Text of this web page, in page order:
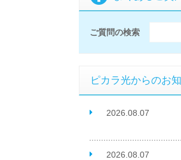
ご質問の検索
ピカラ光からのお
2026.08.07
2026.08.07